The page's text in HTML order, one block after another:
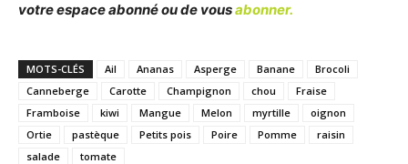
votre espace abonné ou de vousabonner.
MOTS-CLÉS Ail Ananas Asperge Banane
Brocoli
Canneberge
Carotte Champignon chou
Fraise
Framboise
kiwi Mangue Melon myrtille
oignon
Ortie
pastèque Petits pois Poire Pomme
raisin
salade
tomate